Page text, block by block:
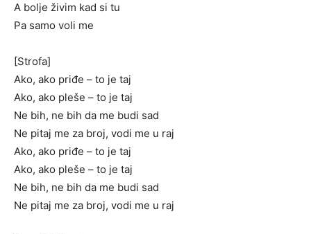
A bolje živim kad si tu
Pa samo voli me
[Strofa]
Ako, ako priđe – to je taj
Ako, ako pleše – to je taj
Ne bih, ne bih da me budi sad
Ne pitaj me za broj, vodi me u raj
Ako, ako priđe – to je taj
Ako, ako pleše – to je taj
Ne bih, ne bih da me budi sad
Ne pitaj me za broj, vodi me u raj